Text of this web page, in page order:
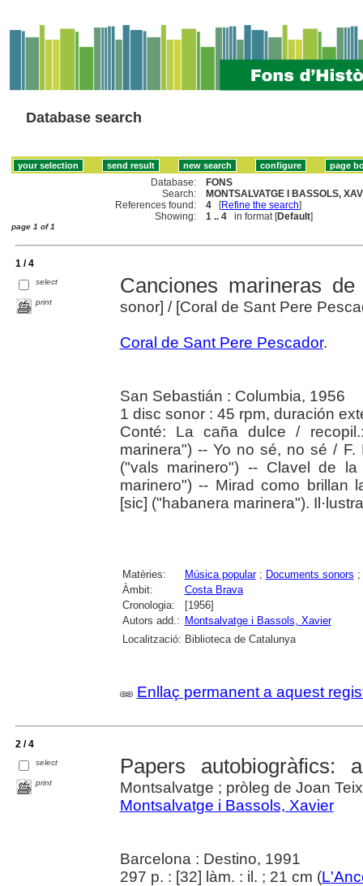
Database search
Database:
FONS
Search:
MONTSALVATGE I BASSOLS,
References found:
4 [Refine the search]
Showing:
1 .. 4 in format [Default]
page 1 of 1
1 / 4
select
print
Canciones marineras
sonor] / [Coral de Sant Pere
Coral de Sant Pere Pescador.
San Sebastián : Columbia, 1956
1 disc sonor : 45 rpm, duración
Conté: La caña dulce /
marinera") -- Yo no sé, no sé /
("vals marinero") -- Clavel de
marinero") -- Mirad como brillan
[sic] ("habanera marinera").
Matèries: Música popular; Documents sonors ;
Àmbit:
Costa Brava
Cronologia:
[1956]
Autors add.: Montsalvatge i Bassols, Xavier
Localització: Biblioteca de Catalunya
Enllaç permanent a aquest
2 / 4
select
print
Papers autobiogràfics:
Montsalvatge ; pròleg de Joan
Montsalvatge i Bassols, Xavier
Barcelona : Destino, 1991
297 p. : [32] làm. : il. ; 21 cm (